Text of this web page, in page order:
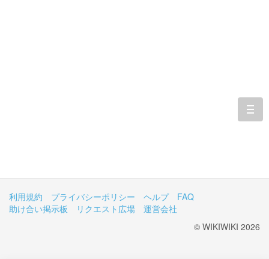
利用規約 プライバシーポリシー ヘルプ
FAQ
助け合い掲示板
リクエスト広場
運営会社
© WIKIWIKI 2026